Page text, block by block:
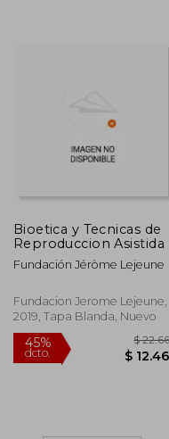
$ 184.84 45%
Bioetica y Tecnicas de
Reproduccion Asistida
Fundación Jéròme Lejeune
Fundacion Jerome Lejeune,
2019, Tapa Blanda, Nuevo